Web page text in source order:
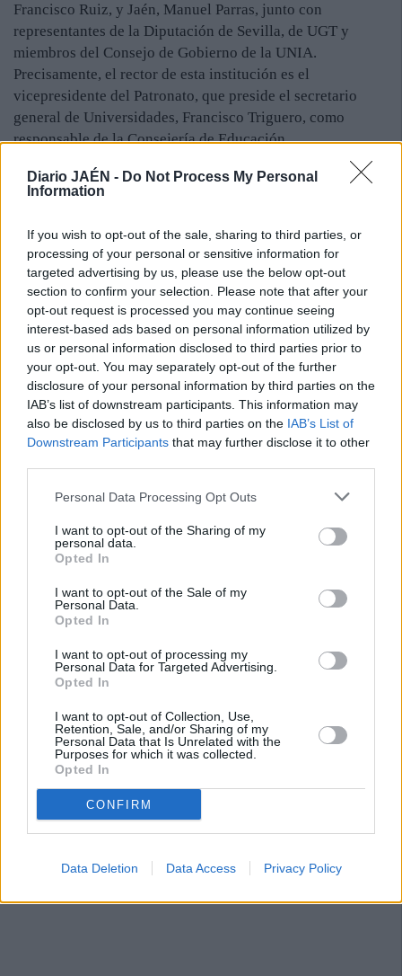
Diario JAÉN - Do Not Process My Personal
Information
If you wish to opt-out of the sale, sharing to third parties, or
processing of your personal or sensitive information for
targeted advertising by us, please use the below opt-out
section to confirm your selection. Please note that after your
opt-out request is processed you may continue seeing
interest-based ads based on personal information utilized by
us or personal information disclosed to third parties prior to
your opt-out. You may separately opt-out of the further
disclosure of your personal information by third parties on the
IAB’s list of downstream participants. This information may
also be disclosed by us to third parties on the IAB’s List of
Downstream Participants that may further disclose it to other
Personal Data Processing Opt Outs
I want to opt-out of the Sharing of my
personal data.
Opted In
I want to opt-out of the Sale of my
Personal Data.
Opted In
I want to opt-out of processing my
Personal Data for Targeted Advertising.
Opted In
I want to opt-out of Collection, Use,
Retention, Sale, and/or Sharing of my
Personal Data that Is Unrelated with the
Purposes for which it was collected.
Opted In
CONFIRM
Data Deletion Data Access Privacy Policy
Francisco Ruiz, y Jaén, Manuel Parras, junto con
representantes de la Diputación de Sevilla, de UGT y
miembros del Consejo de Gobierno de la UNIA.
Precisamente, el rector de esta institución es el
vicepresidente del Patronato, que preside el secretario
general de Universidades, Francisco Triguero, como
responsable de la Consejería de Educación.
En el orden del día se incluye la lectura de informes de
estos dos responsables; el análisis del estado de ejecución
económica del próximo ejercicio. Ayer por la tarde, el
Consejo de Gobierno de la Universidad Internacional de
Andalucía mantuvo un cónclave en Baeza, entre otros
asuntos, la programación de los Cursos de Verano de 2015.
La UNIA también anunció que, con motivo de su veinte
aniversario, programa, por primera vez, los “Encuentros
de Otoño”, sobre distintas materias, del 10 al 29 de
noviembre. Se ofertan once actividades. Siete de estos
cursos tendrán como sede Sevilla, donde está el Rectorado
de la UNIA; tres, en La Rábida, y uno en Baeza, dedicado a